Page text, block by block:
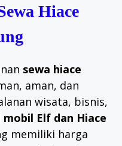
Hiace
sewa hiace
aman, dan
wisata, bisnis,
Elf dan Hiace
memiliki harga